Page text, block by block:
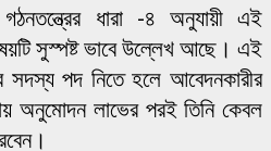
গঠনতন্ত্রের ধারা -৪ অনুযায়ী এই
সুস্পষ্ট ভাবে উল্লেখ আছে। এই
সদস্য পদ নিতে হলে আবেদনকারীর
অনুমোদন লাভের পরই তিনি কেবল